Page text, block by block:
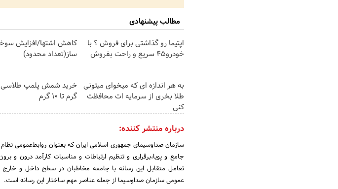
مطالب پیشنهادی
اپتیما رو گذاشتی برای فروش ؟ با
خودرو45 سریع و راحت بفروش
کاهش اشتها/افزایش
ساز(تعداد محدود)
به هر اندازه ای که میخوای میتونی
طلا بخری از سرمایه ات محافظت
کنی
گرم تا ۱۰ گرم
درباره منتشر کننده:
سازمان صداوسیمای جمهوری اسلامی ایران که بعنوان روابط‌عمومی
جامع و پویا،برقراری و تنظیم ارتباطات و مناسبات کارآمد درون و
تعامل متقابل این رسانه با جامعه مخاطبان در سطح داخل و خارج
عمومی سازمان صداوسیما از جمله عناصر مهم ساختار این رسانه است.